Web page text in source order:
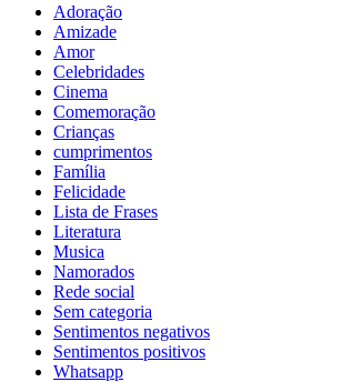
Adoração
Amizade
Amor
Celebridades
Cinema
Comemoração
Crianças
cumprimentos
Família
Felicidade
Lista de Frases
Literatura
Musica
Namorados
Rede social
Sem categoria
Sentimentos negativos
Sentimentos positivos
Whatsapp